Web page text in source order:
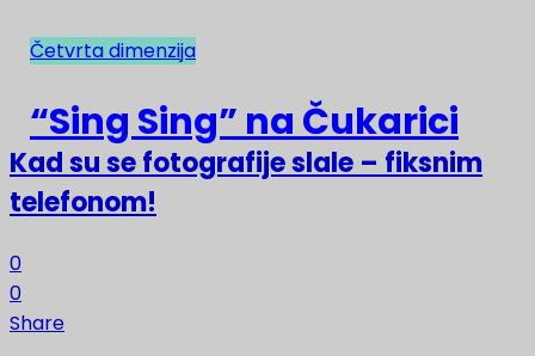
NAJNOVIJE
Kad su se fotografije slale – fiksnim
telefonom!
0
0
Share
Četvrta dimenzija
“Sing Sing” na Čukarici